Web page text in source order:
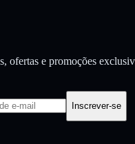
ofertas e promoções
Inscrever-se